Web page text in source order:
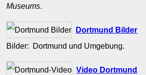
Museums.
Dortmund Bilder
Bilder: Dortmund und Umgebung.
Video Dortmund